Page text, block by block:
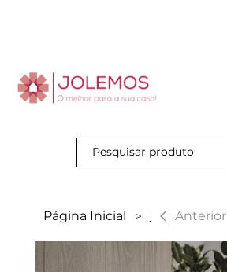
Página Inicial > LorienAnterior